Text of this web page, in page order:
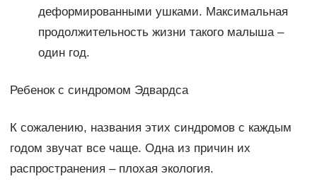
деформированными ушками. Максимальная
продолжительность жизни такого малыша –
один год.
Ребенок с синдромом Эдвардса
К сожалению, названия этих синдромов с каждым
годом звучат все чаще. Одна из причин их
распространения – плохая экология.